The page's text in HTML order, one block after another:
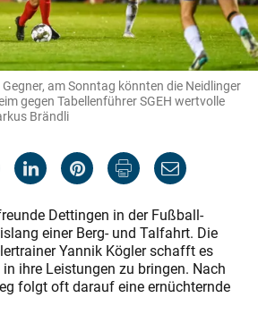
am Sonntag könnten die Neidlinger
gegen Tabellenführer SGEH wertvolle
Brändli
Dettingen in der Fußball-
einer Berg- und Talfahrt. Die
Yannik Kögler schafft es
ihre Leistungen zu bringen. Nach
folgt oft darauf eine ernüchternde